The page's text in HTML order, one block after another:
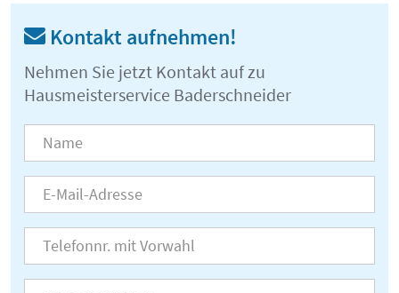
Kontakt aufnehmen!
Nehmen Sie jetzt Kontakt auf zu
Hausmeisterservice Baderschneider